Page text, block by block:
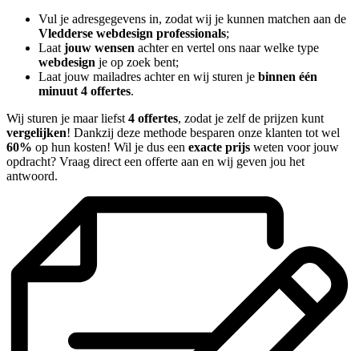
Vul je adresgegevens in, zodat wij je kunnen matchen aan de
Vledderse webdesign professionals;
Laat jouw wensen achter en vertel ons naar welke type
webdesign je op zoek bent;
Laat jouw mailadres achter en wij sturen je binnen één
minuut 4 offertes.
Wij sturen je maar liefst 4 offertes, zodat je zelf de prijzen kunt
vergelijken! Dankzij deze methode besparen onze klanten tot wel
60% op hun kosten! Wil je dus een exacte prijs weten voor jouw
opdracht? Vraag direct een offerte aan en wij geven jou het
antwoord.